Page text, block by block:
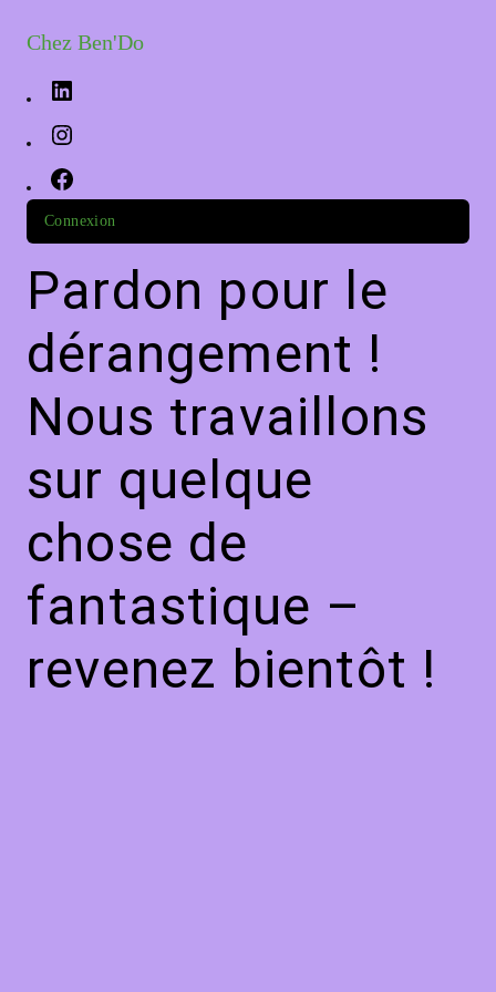
Chez Ben'Do
Connexion
Pardon pour le
dérangement !
Nous travaillons
sur quelque
chose de
fantastique –
revenez bientôt !